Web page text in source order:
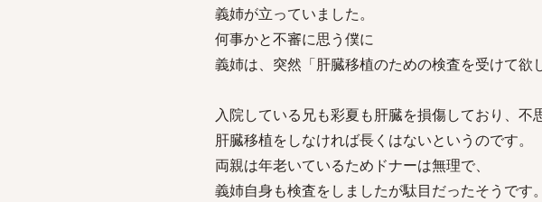
義姉が立っていました。
何事かと不審に思う僕に
義姉は、突然「肝臓移植のための検査を受けて欲
入院している兄も彩夏も肝臓を損傷しており、不
肝臓移植をしなければ長くはないというのです。
両親は年老いているためドナーは無理で、
義姉自身も検査をしましたが駄目だったそうです。